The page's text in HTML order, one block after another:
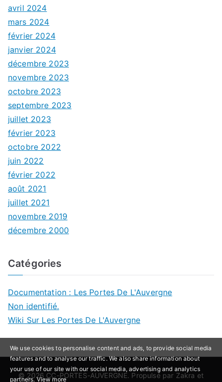
avril 2024
mars 2024
février 2024
janvier 2024
décembre 2023
novembre 2023
octobre 2023
septembre 2023
juillet 2023
février 2023
octobre 2022
juin 2022
février 2022
août 2021
juillet 2021
novembre 2019
décembre 2000
Catégories
Documentation : Les Portes De L'Auvergne
Non identifié.
Wiki Sur Les Portes De L'Auvergne
© 2026 CC-PORTES-AUVERGNE. Propulsé par Zakra et
We use cookies to personalise content and ads, to provide social media
features and to analyse our traffic. We also share information about
your use of our site with our social media, advertising and analytics
partners.View more